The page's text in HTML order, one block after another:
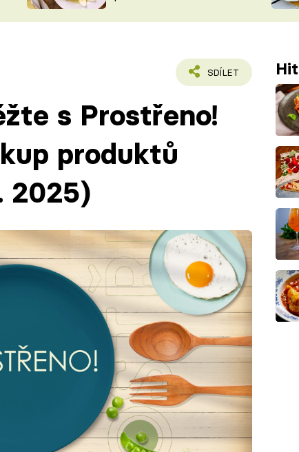
VYCHYTÁVKY
ČASOPIS
SDÍLET
s Prostřeno!
produktů
2025)